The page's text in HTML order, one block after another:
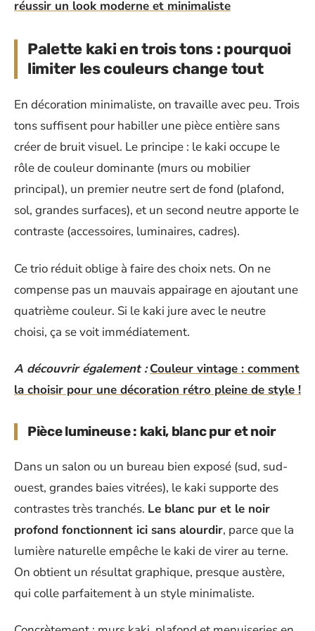
réussir un look moderne et minimaliste
Palette kaki en trois tons : pourquoi
limiter les couleurs change tout
En décoration minimaliste, on travaille avec peu. Trois
tons suffisent pour habiller une pièce entière sans
créer de bruit visuel. Le principe : le kaki occupe le
rôle de couleur dominante (murs ou mobilier
principal), un premier neutre sert de fond (plafond,
sol, grandes surfaces), et un second neutre apporte le
contraste (accessoires, luminaires, cadres).
Ce trio réduit oblige à faire des choix nets. On ne
compense pas un mauvais appairage en ajoutant une
quatrième couleur. Si le kaki jure avec le neutre
choisi, ça se voit immédiatement.
A découvrir également : Couleur vintage : comment
la choisir pour une décoration rétro pleine de style !
Pièce lumineuse : kaki, blanc pur et noir
Dans un salon ou un bureau bien exposé (sud, sud-
ouest, grandes baies vitrées), le kaki supporte des
contrastes très tranchés. Le blanc pur et le noir
profond fonctionnent ici sans alourdir, parce que la
lumière naturelle empêche le kaki de virer au terne.
On obtient un résultat graphique, presque austère,
qui colle parfaitement à un style minimaliste.